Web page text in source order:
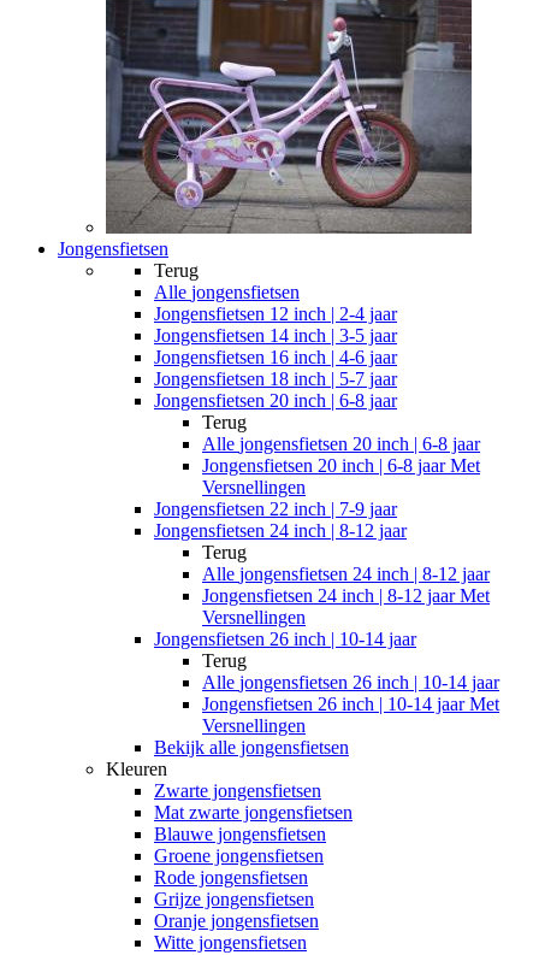
Jongensfietsen
Terug
Alle jongensfietsen
Jongensfietsen 12 inch | 2-4 jaar
Jongensfietsen 14 inch | 3-5 jaar
Jongensfietsen 16 inch | 4-6 jaar
Jongensfietsen 18 inch | 5-7 jaar
Jongensfietsen 20 inch | 6-8 jaar
Terug
Alle jongensfietsen 20 inch | 6-8 jaar
Jongensfietsen 20 inch | 6-8 jaar Met
Versnellingen
Jongensfietsen 22 inch | 7-9 jaar
Jongensfietsen 24 inch | 8-12 jaar
Terug
Alle jongensfietsen 24 inch | 8-12 jaar
Jongensfietsen 24 inch | 8-12 jaar Met
Versnellingen
Jongensfietsen 26 inch | 10-14 jaar
Terug
Alle jongensfietsen 26 inch | 10-14 jaar
Jongensfietsen 26 inch | 10-14 jaar Met
Versnellingen
Bekijk alle jongensfietsen
Kleuren
Zwarte jongensfietsen
Mat zwarte jongensfietsen
Blauwe jongensfietsen
Groene jongensfietsen
Rode jongensfietsen
Grijze jongensfietsen
Oranje jongensfietsen
Witte jongensfietsen